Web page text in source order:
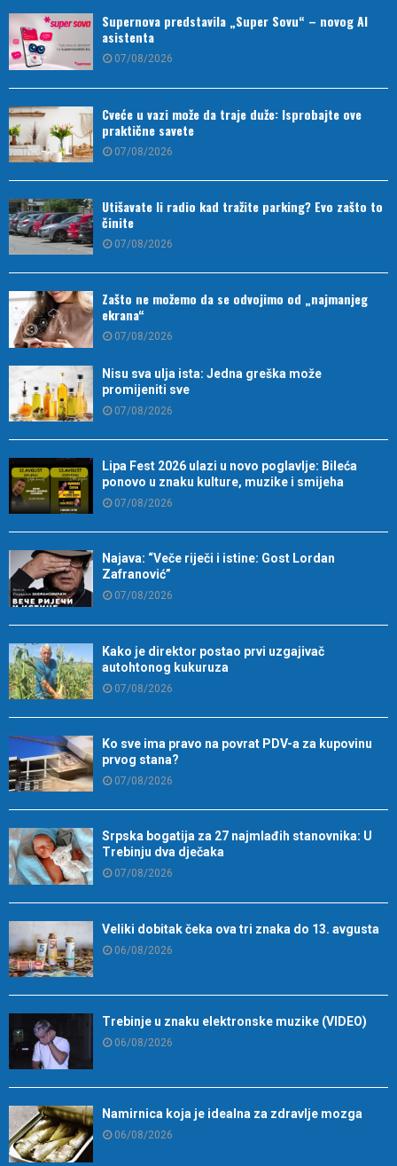
Supernova predstavila „Super Sovu“ – novog AI
asistenta
07/08/2026
Cveće u vazi može da traje duže: Isprobajte ove
praktične savete
07/08/2026
Utišavate li radio kad tražite parking? Evo zašto to
činite
07/08/2026
Zašto ne možemo da se odvojimo od „najmanjeg
ekrana“
07/08/2026
Nisu sva ulja ista: Jedna greška može
promijeniti sve
07/08/2026
Lipa Fest 2026 ulazi u novo poglavlje: Bileća
ponovo u znaku kulture, muzike i smijeha
07/08/2026
Najava: “Veče riječi i istine: Gost Lordan
Zafranović”
07/08/2026
Kako je direktor postao prvi uzgajivač
autohtonog kukuruza
07/08/2026
Ko sve ima pravo na povrat PDV-a za kupovinu
prvog stana?
07/08/2026
Srpska bogatija za 27 najmlađih stanovnika: U
Trebinju dva dječaka
07/08/2026
Veliki dobitak čeka ova tri znaka do 13. avgusta
06/08/2026
Trebinje u znaku elektronske muzike (VIDEO)
06/08/2026
Namirnica koja je idealna za zdravlje mozga
06/08/2026